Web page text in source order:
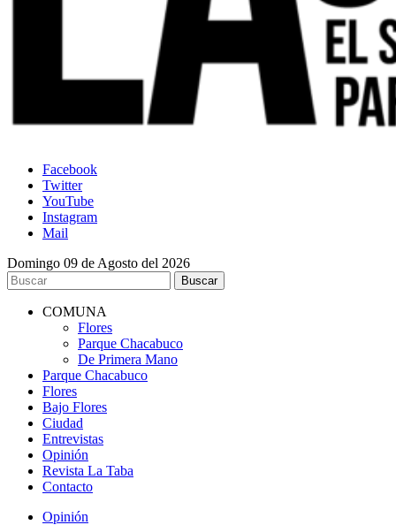
Facebook
Twitter
YouTube
Instagram
Mail
Domingo 09 de Agosto del 2026
COMUNA
Flores
Parque Chacabuco
De Primera Mano
Parque Chacabuco
Flores
Bajo Flores
Ciudad
Entrevistas
Opinión
Revista La Taba
Contacto
Opinión